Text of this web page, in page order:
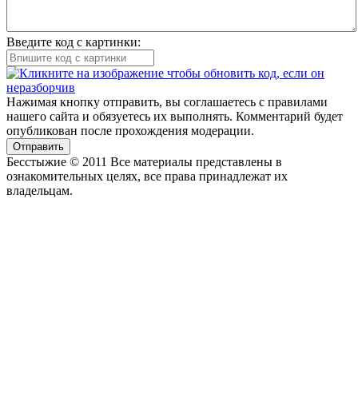
Введите код с картинки:
Нажимая кнопку отправить, вы соглашаетесь с правилами
нашего сайта и обязуетесь их выполнять. Комментарий будет
опубликован после прохождения модерации.
Отправить
Бесстыжие © 2011 Все материалы представлены в
ознакомительных целях, все права принадлежат их
владельцам.